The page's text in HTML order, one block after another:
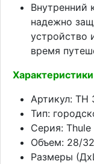
Внутренний
надежно
устройство
время
Артикул: TH
Тип:
Серия: Thule
Объем: 28/
Размеры